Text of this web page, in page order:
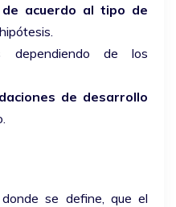
acuerdo al tipo de
dependiendo de los
de desarrollo
se define, que el